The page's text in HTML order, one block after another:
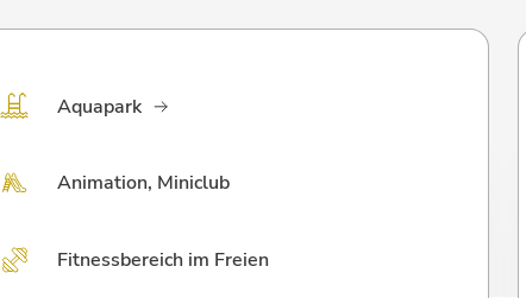
Aquapark
Animation, Miniclub
Fitnessbereich im Freien